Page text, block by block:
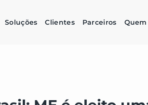
Soluções Clientes Parceiros